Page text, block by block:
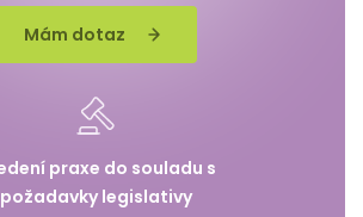
Mám dotaz
praxe do souladu s
požadavky legislativy